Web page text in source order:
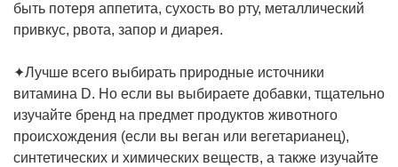
быть потеря аппетита, сухость во рту, металлический
привкус, рвота, запор и диарея.
✦Лучше всего выбирать природные источники
витамина D. Но если вы выбираете добавки, тщательно
изучайте бренд на предмет продуктов животного
происхождения (если вы веган или вегетарианец),
синтетических и химических веществ, а также изучайте